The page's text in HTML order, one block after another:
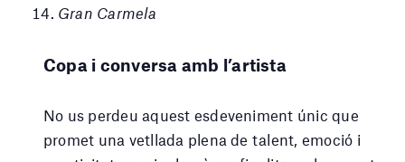
Gran Carmela
Copa i conversa amb l’artista
No us perdeu aquest esdeveniment únic que
promet una vetllada plena de talent, emoció i